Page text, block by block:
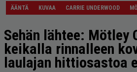
ÄÄNTÄ KUVAA CARRIE UNDERWOOD
Sehän lähtee: Mötley
keikalla rinnalleen
laulajan hittiosastoa